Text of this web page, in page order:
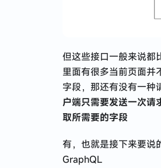
但这些接口一般来说都
里面有很多当前页面并
字段，那还有没有一种
户端只需要发送一次请
取所需要的字段
有，也就是接下来要说
GraphQL